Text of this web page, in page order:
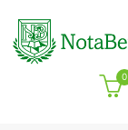
0